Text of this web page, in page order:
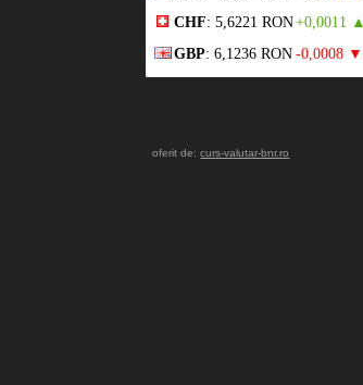
CHF: 5,6221 RON+0,0011 ▲
GBP: 6,1236 RON -0,0008 ▼
oferit de:curs-valutar-bnr.ro